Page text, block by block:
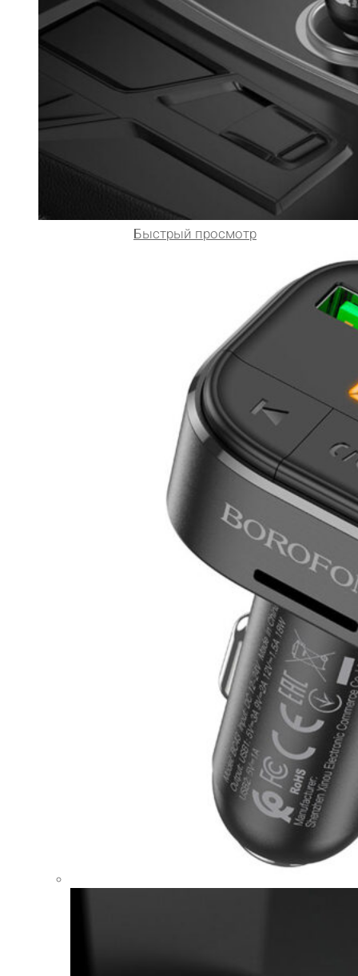
Быстрый просмотр